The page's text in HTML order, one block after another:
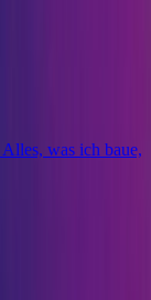
was ich baue,